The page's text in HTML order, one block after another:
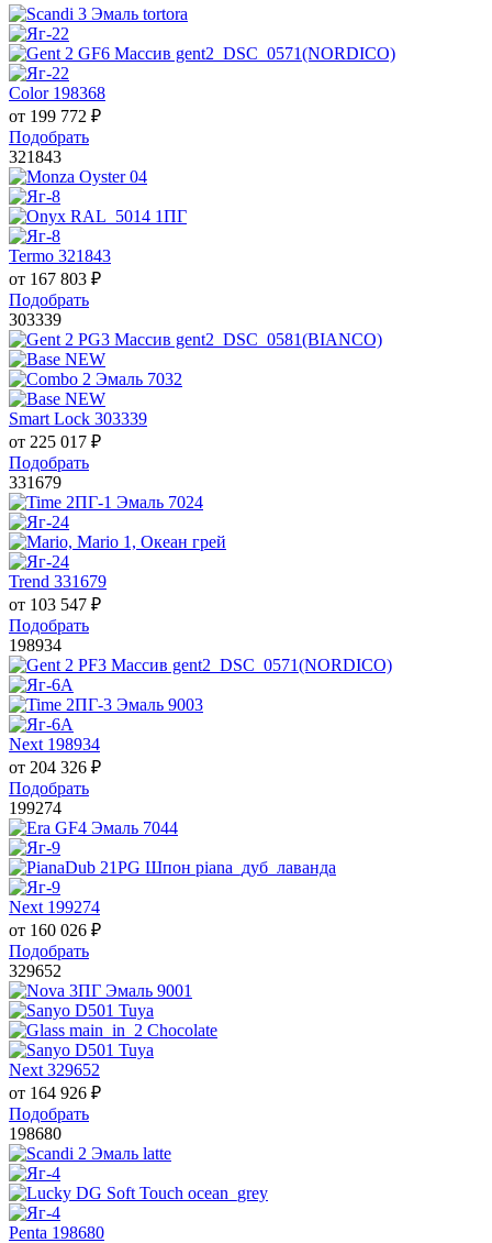
Color 198368
от 199 772 ₽
Подобрать
321843
Termo 321843
от 167 803 ₽
Подобрать
303339
Smart Lock 303339
от 225 017 ₽
Подобрать
331679
Trend 331679
от 103 547 ₽
Подобрать
198934
Next 198934
от 204 326 ₽
Подобрать
199274
Next 199274
от 160 026 ₽
Подобрать
329652
Next 329652
от 164 926 ₽
Подобрать
198680
Penta 198680